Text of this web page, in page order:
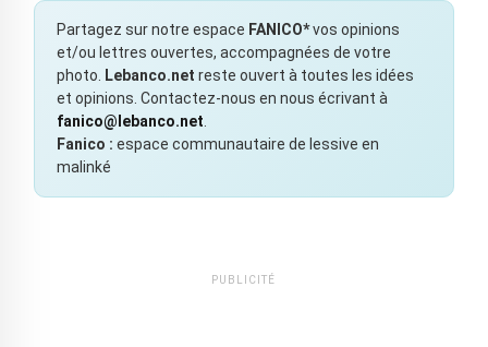
Partagez sur notre espace FANICO*vos opinions
et/ou lettres ouvertes, accompagnées de votre
photo.
Lebanco.net reste ouvert à toutes les idées
et opinions. Contactez-nous en nous écrivant à
fanico@lebanco.net
Fanico : espace communautaire de lessive en
malinké
PUBLICITÉ